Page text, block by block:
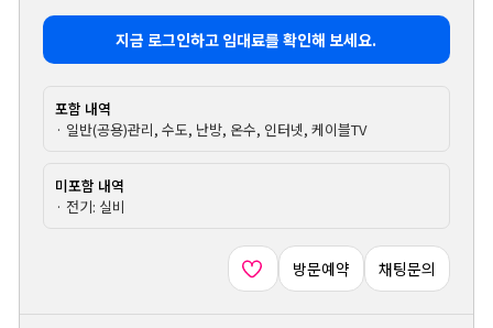
지금 로그인하고 임대료를 확인해 보세요.
포함 내역
· 일반(공용)관리, 수도, 난방, 온수, 인터넷, 케이블TV
미포함 내역
· 전기: 실비
방문예약 채팅문의